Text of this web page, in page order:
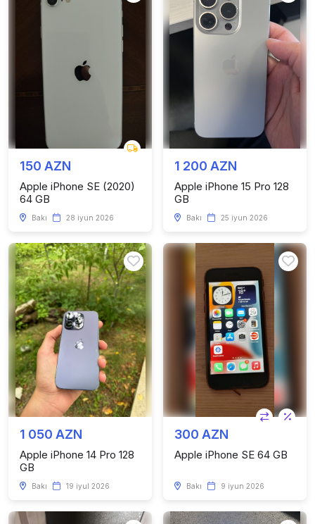
150 AZN
Apple iPhone SE (2020)
64 GB
Bakı 28 iyun 2026
1 200 AZN
Apple iPhone 15 Pro 128
GB
Bakı 25 iyun 2026
1 050 AZN
Apple iPhone 14 Pro 128
GB
Bakı 19 iyul 2026
300 AZN
Apple iPhone SE 64 GB
Bakı 9 iyun 2026